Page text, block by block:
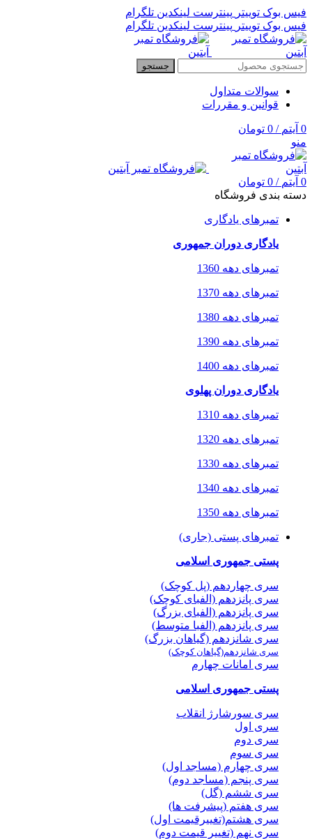
فیس بوک توییتر پینترست لینکدین تلگرام
فیس بوک توییتر پینترست لینکدین تلگرام
جستجو
سوالات متداول
قوانین و مقررات
0 آیتم /
0 تومان
منو
0 آیتم /
0 تومان
دسته بندی فروشگاه
تمبرهای یادگاری
یادگاری دوران جمهوری
تمبرهای دهه 1360
تمبرهای دهه 1370
تمبرهای دهه 1380
تمبرهای دهه 1390
تمبرهای دهه 1400
یادگاری دوران پهلوی
تمبرهای دهه 1310
تمبرهای دهه 1320
تمبرهای دهه 1330
تمبرهای دهه 1340
تمبرهای دهه 1350
تمبرهای پستی (جاری)
پستی جمهوری اسلامی
سری چهاردهم (پل کوچک)
سری پانزدهم (الفبای کوچک)
سری پانزدهم (الفبای بزرگ)
سری پانزدهم (الفبا متوسط)
سری شانزدهم (گیاهان بزرگ)
سری شانزدهم(گیاهان کوچک)
سری امانات چهارم
پستی جمهوری اسلامی
سری سورشارژ انقلاب
سری اول
سری دوم
سری سوم
سری چهارم (مساجد اول)
سری پنجم (مساجد دوم)
سری ششم (گل)
سری هفتم (پیشرفت ها)
سری هشتم(تغییرقیمت اول)
سری نهم (تغییر قیمت دوم)